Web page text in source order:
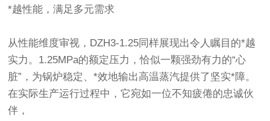
*越性能，满足多元需求
从性能维度审视，DZH3-1.25同样展现出令人瞩目的*越
实力。1.25MPa的额定压力，恰似一颗强劲有力的“心
脏”，为锅炉稳定、*效地输出高温蒸汽提供了坚实*障。
在实际生产运行过程中，它宛如一位不知疲倦的忠诚伙
伴，